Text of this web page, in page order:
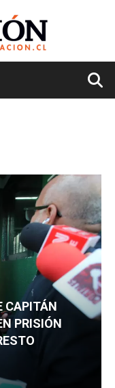
CAPITÁN
PRISIÓN